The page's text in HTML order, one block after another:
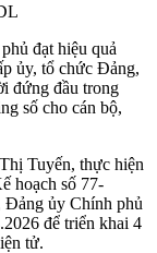
đạt hiệu quả
ủy, tổ chức Đảng,
đứng đầu trong
số cho cán bộ,
Tuyến, thực hiện
hoạch số 77-
ủy Chính phủ
để triển khai 4
tử.